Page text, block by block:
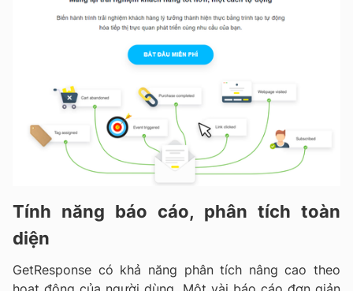
Tính năng báo cáo, phân tích toàn
diện
GetResponse có khả năng phân tích nâng cao theo